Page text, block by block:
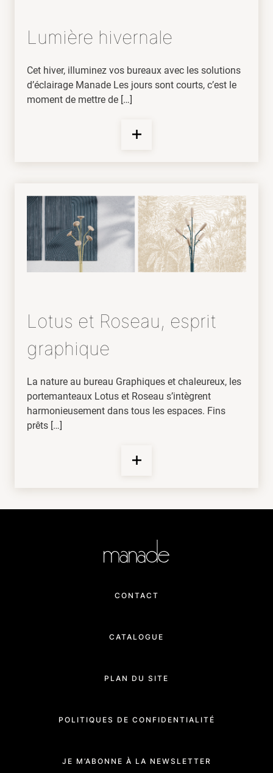
Lumière hivernale
Cet hiver, illuminez vos bureaux avec les solutions
d’éclairage Manade Les jours sont courts, c’est le
moment de mettre de […]
Lotus et Roseau, esprit
graphique
La nature au bureau Graphiques et chaleureux, les
portemanteaux Lotus et Roseau s’intègrent
harmonieusement dans tous les espaces. Fins
prêts […]
CONTACT
CATALOGUE
PLAN DU SITE
POLITIQUES DE CONFIDENTIALITÉ
JE M’ABONNE À LA NEWSLETTER